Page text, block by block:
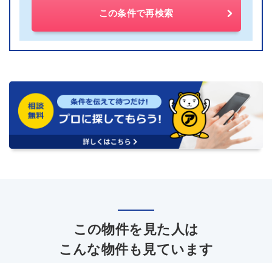
この条件で再検索
この物件を見た人は
こんな物件も見ています